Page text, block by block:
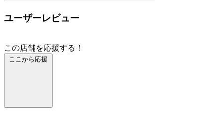
ユーザーレビュー
この店舗を応援する！
ここから応援